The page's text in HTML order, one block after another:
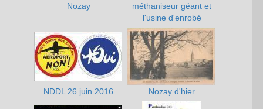
Nozay
méthaniseur géant et
l'usine d'enrobé
NDDL 26 juin 2016 Nozay d'hier